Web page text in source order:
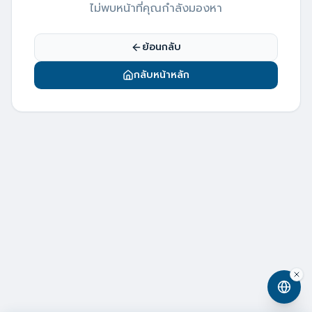
ไม่พบหน้าที่คุณกำลังมองหา
ย้อนกลับ
กลับหน้าหลัก